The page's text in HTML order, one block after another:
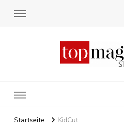
Startseite KidCut